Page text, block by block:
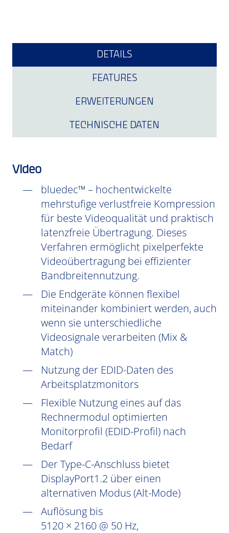
DETAILS
FEATURES
ERWEITERUNGEN
TECHNISCHE DATEN
Video
bluedec™ – hochentwickelte
mehrstufige verlustfreie Kompression
für beste Videoqualität und praktisch
latenzfreie Übertragung. Dieses
Verfahren ermöglicht pixelperfekte
Videoübertragung bei effizienter
Bandbreitennutzung.
Die Endgeräte können flexibel
miteinander kombiniert werden, auch
wenn sie unterschiedliche
Videosignale verarbeiten (Mix &
Match)
Nutzung der EDID-Daten des
Arbeitsplatzmonitors
Flexible Nutzung eines auf das
Rechnermodul optimierten
Monitorprofil (EDID-Profil) nach
Bedarf
Der Type-C-Anschluss bietet
DisplayPort1.2 über einen
alternativen Modus (Alt-Mode)
Auflösung bis
5120 × 2160 @ 50 Hz,